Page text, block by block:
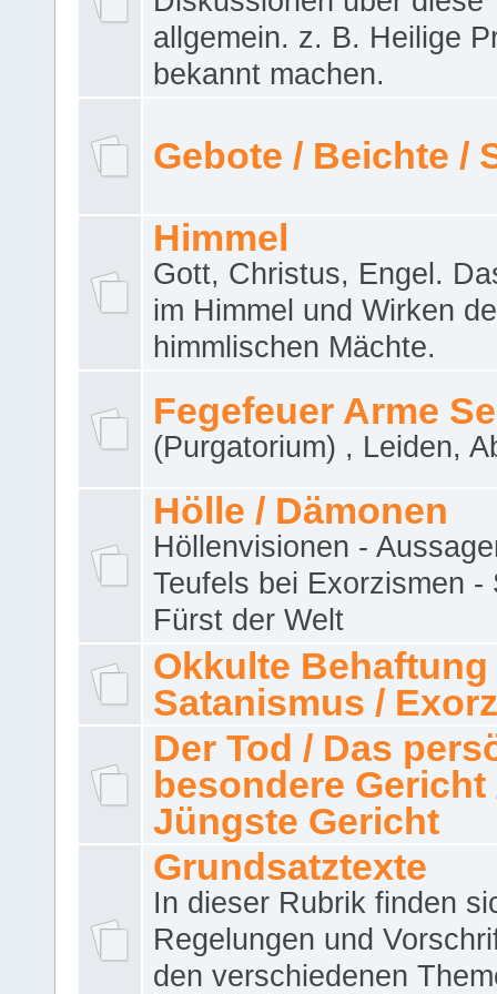
allgemein. z. B. Heilige
bekannt machen.
Gebote / Beichte /
Himmel
Gott, Christus, Engel.
im Himmel und Wirken
himmlischen Mächte.
Fegefeuer Arme
(Purgatorium) , Leiden,
Hölle / Dämonen
Höllenvisionen -
Teufels bei Exorzismen -
Fürst der Welt
Okkulte Behaftung
Satanismus /
Der Tod / Das
besondere Gericht
Jüngste Gericht
Grundsatztexte
In dieser Rubrik finden
Regelungen und
den verschiedenen